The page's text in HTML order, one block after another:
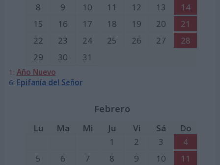
8
9 10 11 12 13
14
15
16 17 18 19 20
21
22
23 24 25 26 27
28
29
30 31
1: Año Nuevo
6: Epifanía del Señor
Febrero
Lu Ma Mi Ju Vi Sá
Do
1
2 3
4
5
6 7 8 9 10
11